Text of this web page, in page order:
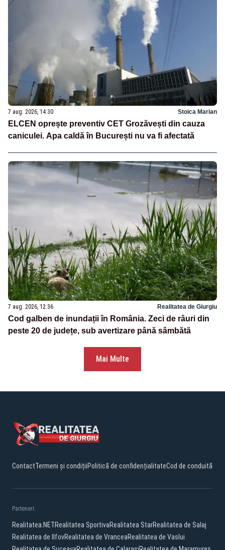
7 aug. 2026, 14:30 Stoica Marian
ELCEN oprește preventiv CET Grozăvești din cauza
caniculei. Apa caldă în București nu va fi afectată
7 aug. 2026, 12:36 Realitatea de Giurgiu
Cod galben de inundații în România. Zeci de râuri din
peste 20 de județe, sub avertizare până sâmbătă
Mai Multe
ContactTermeni și condițiiPolitică de confidențialitateCod de conduită
Parteneri:
Realitatea.NETRealitatea SportivaRealitatea StarRealitatea de Salaj
Realitatea de IlfovRealitatea de VranceaRealitatea de Vaslui